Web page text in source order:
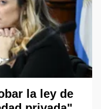
la ley de